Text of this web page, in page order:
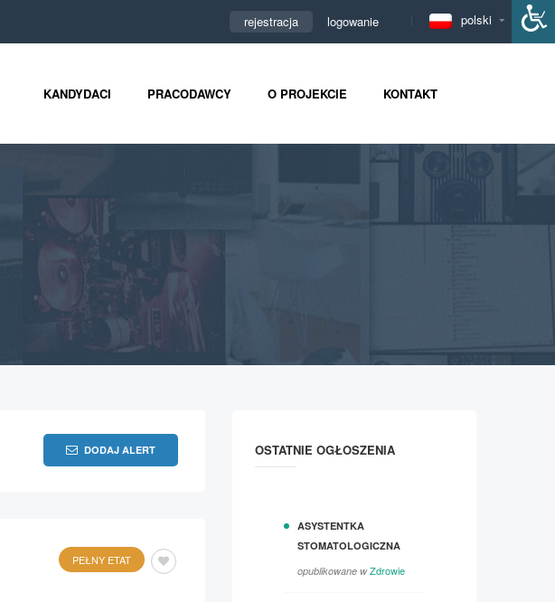
polski
rejestracja logowanie
KANDYDACI PRACODAWCY O PROJEKCIE KONTAKT
DODAJ ALERT
PEŁNY ETAT
OSTATNIE OGŁOSZENIA
ASYSTENTKA
STOMATOLOGICZNA
opublikowane wZdrowie